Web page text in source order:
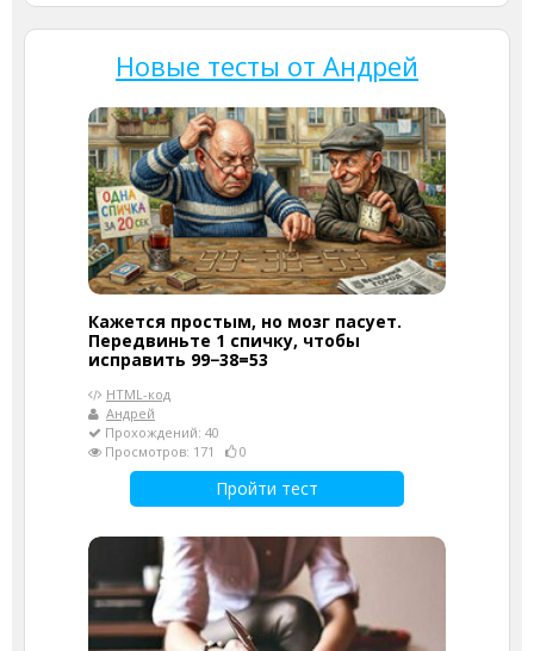
Новые тесты от Андрей
Кажется простым, но мозг пасует.
Передвиньте 1 спичку, чтобы
исправить 99−38=53
HTML-код
Андрей
Прохождений: 40
Просмотров: 171
0
Пройти тест